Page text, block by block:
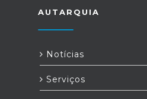
AUTARQUIA
Notícias
Serviços